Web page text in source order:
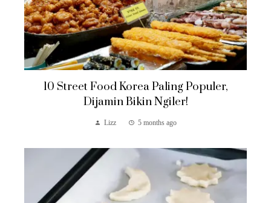
10 Street Food Korea Paling Populer,
Dijamin Bikin Ngiler!
Lizz 5 months ago